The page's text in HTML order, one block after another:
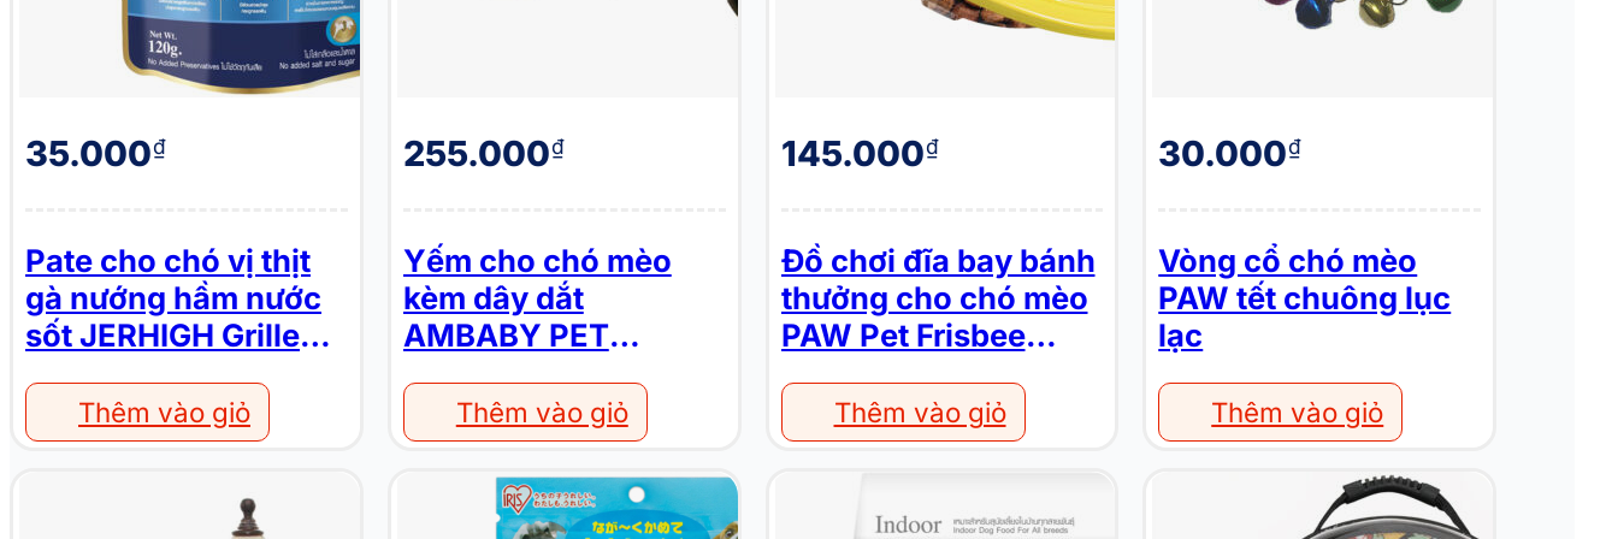
35.000₫
Pate cho chó vị thịt
gà nướng hầm nước
sốt JERHIGH Grilled
GravyThêm vào giỏ
255.000₫
Yếm cho chó mèo
kèm dây dắt
AMBABY PET
Thêm vào giỏ
145.000₫
Đồ chơi đĩa bay bánh
thưởng cho chó mèo
PAW Pet Frisbee
Thêm vào giỏ
30.000₫
Vòng cổ chó mèo
PAW tết chuông lục
lạc
Thêm vào giỏ